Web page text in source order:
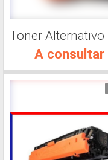
A consultar